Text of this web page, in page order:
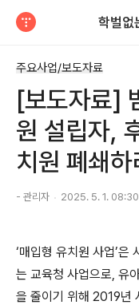
학벌없
주요사업/보도자료
[보도자료]
원 설립자,
치원 폐쇄하
- 관리자 2025. 5. 1. 08:30
‘매입형 유치원 사업’은
는 교육청 사업으로, 유
을 줄이기 위해 2019년